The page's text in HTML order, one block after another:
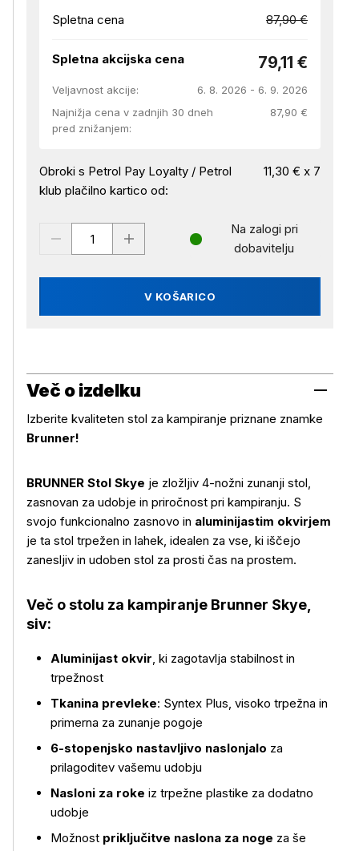
Spletna cena 87,90 €
Spletna akcijska cena 79,11 €
Veljavnost akcije:
6. 8. 2026 - 6. 9. 2026
Najnižja cena v zadnjih 30 dneh
pred znižanjem:
87,90 €
Obroki s Petrol Pay Loyalty / Petrol
klub plačilno kartico od:
11,30 € x 7
V KOŠARICO
Na zalogi pri
dobavitelju
Več o izdelku
Izberite kvaliteten stol za kampiranje priznane znamke
Brunner!
BRUNNER Stol Skye je zložljiv 4-nožni zunanji stol,
zasnovan za udobje in priročnost pri kampiranju. S
svojo funkcionalno zasnovo in aluminijastim okvirjem
je ta stol trpežen in lahek, idealen za vse, ki iščejo
zanesljiv in udoben stol za prosti čas na prostem.
Več o stolu za kampiranje Brunner Skye,
siv:
Aluminijast okvir, ki zagotavlja stabilnost in
trpežnost
Tkanina prevleke: Syntex Plus, visoko trpežna in
primerna za zunanje pogoje
6-stopenjsko nastavljivo naslonjalo za
prilagoditev vašemu udobju
Nasloni za roke iz trpežne plastike za dodatno
udobje
Možnost priključitve naslona za noge za še